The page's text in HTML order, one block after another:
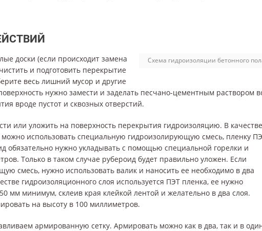
Схема гидроизоляции бетонного
доски (если происходит замена
и подготовить перекрытие
весь лишний мусор и другие
нужно замести и заделать песчано-цементным раствором
вроде пустот и сквозных отверстий.
или уложить на поверхность перекрытия гидроизоляцию. В качестве
использовать специальную гидроизолирующую смесь, пленку
обязательно нужно укладывать с помощью специальной горелки и
Только в таком случае рубероид будет правильно уложен. Если
смесь, нужно использовать валик и наносить ее необходимо в два
гидроизоляционного слоя используется ПЭТ пленка, ее нужно
мм минимум, склеив края клейкой лентой и желательно в два слоя.
на высоту в 100 миллиметров.
армированную сетку. Армировать можно как в два, так и в